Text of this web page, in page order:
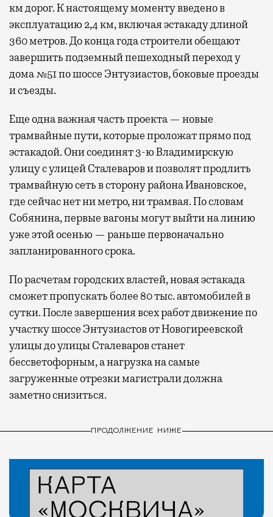
км дорог. К настоящему моменту введено в
эксплуатацию 2,4 км, включая эстакаду длиной
360 метров. До конца года строители обещают
завершить подземный пешеходный переход у
дома №51 по шоссе Энтузиастов, боковые проезды
и съезды.
Еще одна важная часть проекта — новые
трамвайные пути, которые проложат прямо под
эстакадой. Они соединят 3-ю Владимирскую
улицу с улицей Сталеваров и позволят продлить
трамвайную сеть в сторону района Ивановское,
где сейчас нет ни метро, ни трамвая. По словам
Собянина, первые вагоны могут выйти на линию
уже этой осенью — раньше первоначально
запланированного срока.
По расчетам городских властей, новая эстакада
сможет пропускать более 80 тыс. автомобилей в
сутки. После завершения всех работ движение по
участку шоссе Энтузиастов от Новогиреевской
улицы до улицы Сталеваров станет
бессветофорным, а нагрузка на самые
загруженные отрезки магистрали должна
заметно снизиться.
ПРОДОЛЖЕНИЕ НИЖЕ